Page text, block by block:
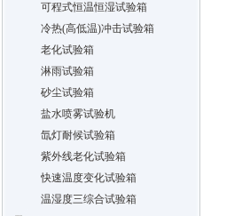
可程式恒温恒湿试验箱
冷热(高低温)冲击试验箱
老化试验箱
淋雨试验箱
砂尘试验箱
盐水喷雾试验机
氙灯耐候试验箱
紫外线老化试验箱
快速温度变化试验箱
温湿度三综合试验箱